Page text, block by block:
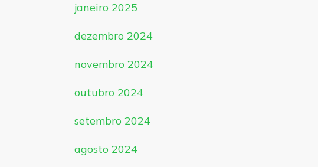
janeiro 2025
dezembro 2024
novembro 2024
outubro 2024
setembro 2024
agosto 2024